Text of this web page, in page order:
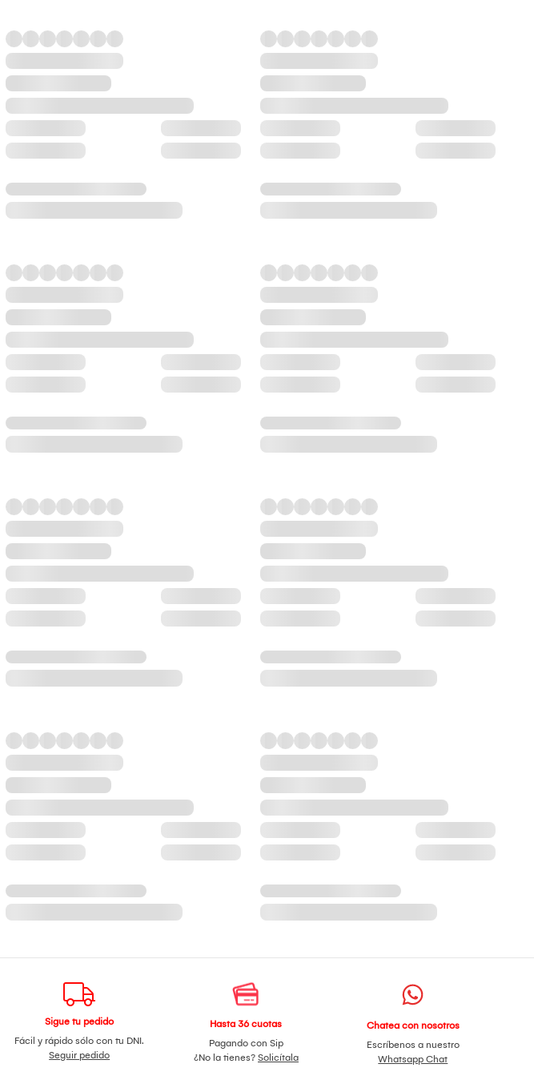
Sigue tu pedido
Fácil y rápido sólo con tu DNI.
Seguir pedido
Hasta 36 cuotas
Pagando con Sip
¿No la tienes? Solicítala
Chatea con nosotros
Escríbenos a nuestro
Whatsapp Chat